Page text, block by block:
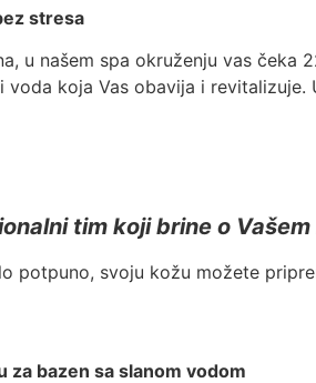
stresa
u našem spa okruženju vas
voda koja Vas obavija i
tim koji brine o
potpuno, svoju kožu možete
bazen sa slanom vodom